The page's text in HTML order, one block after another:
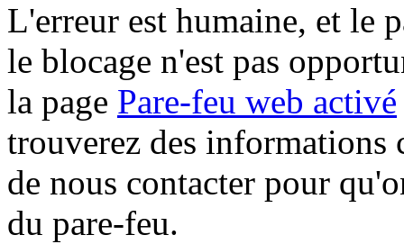
L'erreur est humaine, et le
le blocage n'est pas
la page Pare-feu web activé
trouverez des informations
de nous contacter pour
du pare-feu.